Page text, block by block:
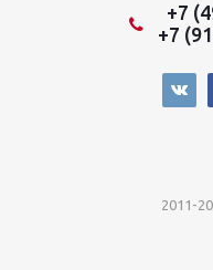
+7
+7
2011-